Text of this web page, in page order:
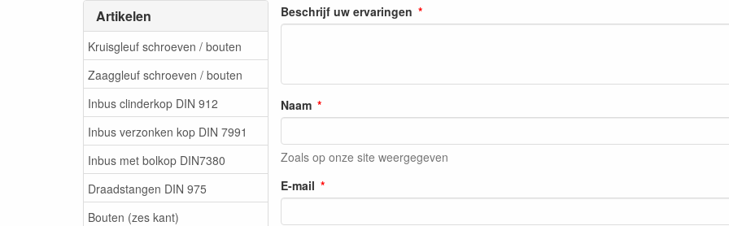
Artikelen
Kruisgleuf schroeven / bouten
Zaaggleuf schroeven / bouten
Inbus clinderkop DIN 912
Inbus verzonken kop DIN 7991
Inbus met bolkop DIN7380
Draadstangen DIN 975
Bouten (zes kant)
Beschrijf uw ervaringen
Naam
Zoals op onze site weergegeven
E-mail